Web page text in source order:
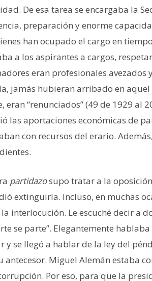
De esa tarea se encargaba la
preparación y enorme
han ocupado el cargo en
a los aspirantes a cargos,
eran profesionales avezados
jamás hubieran arribado en
eran “renunciados” (49 de 1929 al
las aportaciones económicas de
con recursos del erario.
partidazosupo tratar a la
extinguirla. Incluso, en muchas
interlocución. Le escuché decir a
se parte”. Elegantemente
y se llegó a hablar de la ley del
antecesor. Miguel Alemán estaba
Por eso, para que la